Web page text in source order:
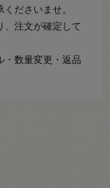
ださいませ。
、注文が確定して
・数量変更・返品